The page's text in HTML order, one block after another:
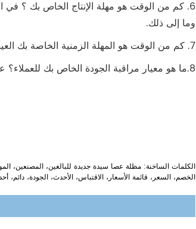
وما إلى ذلك.
7. كم من الوقت هو المهلة الزمنية الخاصة بك العينة ؟ يستغرق الأمر من 7 إلى 14 يومًا لعمل عينات جديدة.
8.ما هو معيار مراقبة الجودة الخاص بك للعملاء؟ عادة، نحن نقبل AQL 2.5. يمكننا حتى قبول الفحص بنسبة 100%.
الكلمات الساخنة: مظلة عصا سيدة جديدة للبالغين،
الخصم، السعر، قائمة الأسعار، الاقتباس، الأحدث، الجودة، دائم،